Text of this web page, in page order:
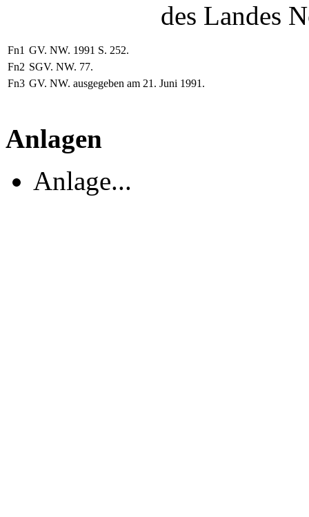
des Landes
Fn1 GV. NW. 1991 S. 252.
Fn2 SGV. NW. 77.
Fn3 GV. NW. ausgegeben am 21. Juni 1991.
Anlagen
Anlage...